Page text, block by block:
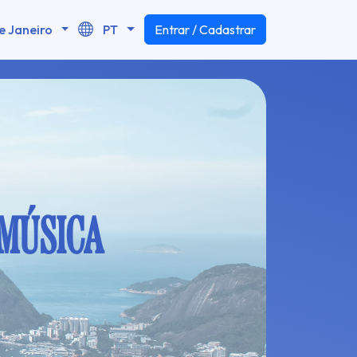
Janeiro PT Entrar / Cadastrar